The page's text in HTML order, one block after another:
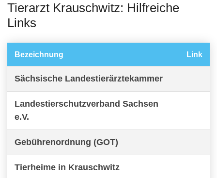
Tierarzt Krauschwitz: Hilfreiche
Links
Bezeichnung Link
Sächsische Landestierärztekammer
Landestierschutzverband Sachsen
e.V.
Gebührenordnung (GOT)
Tierheime in Krauschwitz